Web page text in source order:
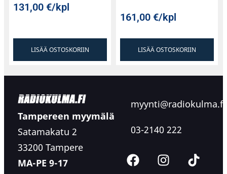
131,00€/kpl
LISÄÄ OSTOSKORIIN
161,00€/kpl
LISÄÄ OSTOSKORIIN
Tampereen myymälä
Satamakatu 2
33200 Tampere
MA-PE 9-17
myynti@radiokulma.fi
03-2140 222